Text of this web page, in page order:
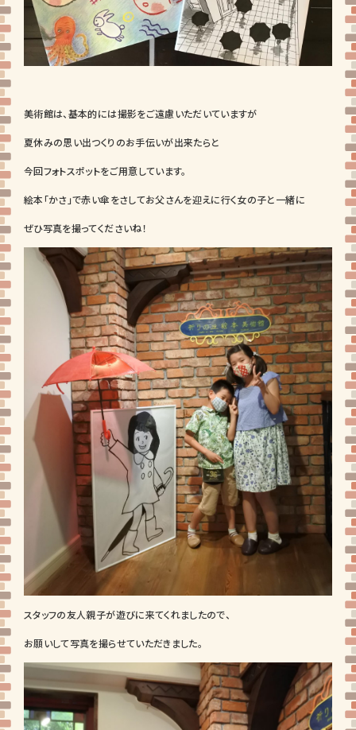
美術館は、基本的には撮影をご遠慮いただいていますが
夏休みの思い出つくりのお手伝いが出来たらと
今回フォトスポットをご用意しています。
絵本「かさ」で赤い傘をさしてお父さんを迎えに行く女の子と一緒に
ぜひ写真を撮ってくださいね！
スタッフの友人親子が遊びに来てくれましたので、
お願いして写真を撮らせていただきました。